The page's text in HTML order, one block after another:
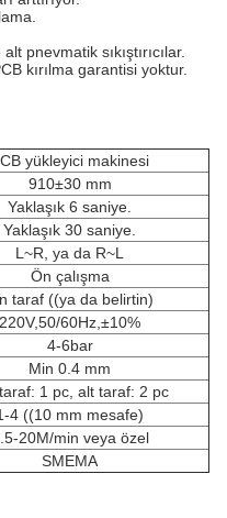
pnevmatik sıkıştırıcılar.
kırılma garantisi yoktur.
yükleyici makinesi
910±30 mm
Yaklaşık 6 saniye.
Yaklaşık 30 saniye.
L~R, ya da R~L
Ön çalışma
taraf ((ya da belirtin)
220V,50/60Hz,±10%
4-6bar
Min 0.4 mm
1 pc, alt taraf: 2 pc
4 ((10 mm mesafe)
20M/min veya özel
SMEMA